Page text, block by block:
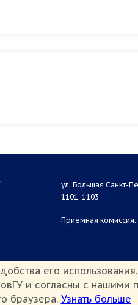
ул. Большая Санкт-
1101, 1103
Приемная
его
и согласны с нашими
браузера. Узнать больше